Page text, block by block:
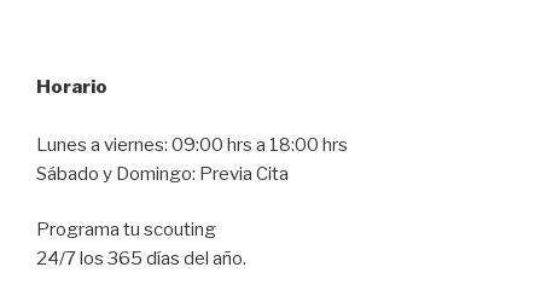
Horario
Lunes a viernes: 09:00 hrs a 18:00 hrs
Sábado y Domingo: Previa Cita
Programa tu scouting
24/7 los 365 días del año.